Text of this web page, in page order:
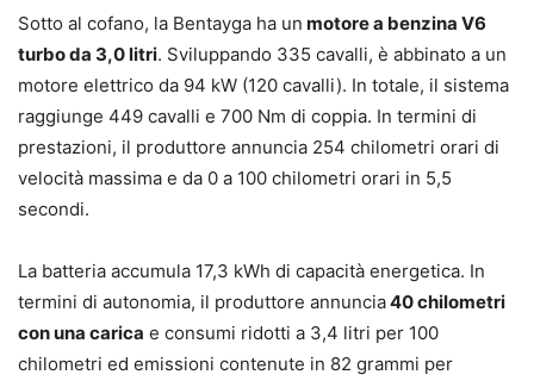
Sotto al cofano, la Bentayga ha un motore a benzina V6
turbo da 3,0 litri. Sviluppando 335 cavalli, è abbinato a un
motore elettrico da 94 kW (120 cavalli). In totale, il sistema
raggiunge 449 cavalli e 700 Nm di coppia. In termini di
prestazioni, il produttore annuncia 254 chilometri orari di
velocità massima e da 0 a 100 chilometri orari in 5,5
secondi.
La batteria accumula 17,3 kWh di capacità energetica. In
termini di autonomia, il produttore annuncia40 chilometri
con una carica e consumi ridotti a 3,4 litri per 100
chilometri ed emissioni contenute in 82 grammi per